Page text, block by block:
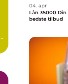
04. apr
Lån 35000 Din guide til at finde det
bedste tilbud